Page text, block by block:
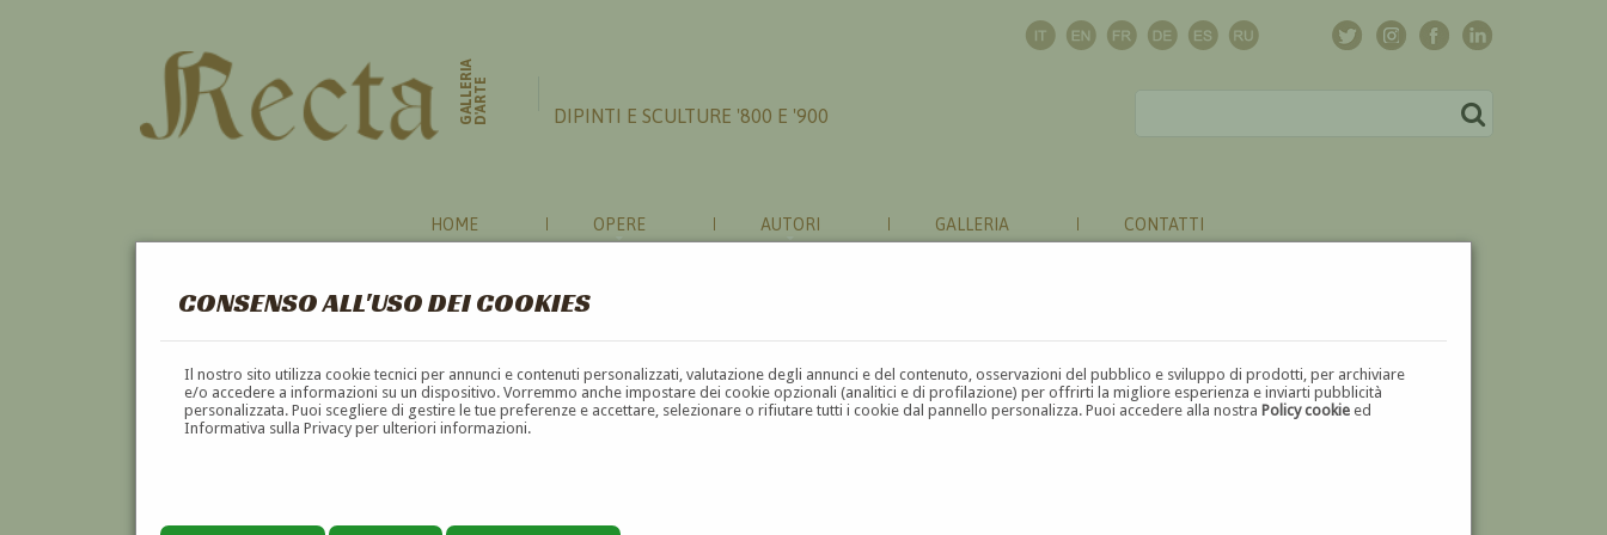
CONSENSO ALL'USO DEI COOKIES
Il nostro sito utilizza cookie tecnici per annunci e contenuti personalizzati, valutazione degli annunci e del contenuto, osservazioni del pubblico e sviluppo di prodotti, per archiviare
e/o accedere a informazioni su un dispositivo. Vorremmo anche impostare dei cookie opzionali (analitici e di profilazione) per offrirti la migliore esperienza e inviarti pubblicità
personalizzata. Puoi scegliere di gestire le tue preferenze e accettare, selezionare o rifiutare tutti i cookie dal pannello personalizza. Puoi accedere alla nostraPolicy cookie ed
Informativa sulla Privacy per ulteriori informazioni.
GALLERIAD'ARTE DIPINTI E SCULTURE '800 E '900
HOME OPERE AUTORI GALLERIA CONTATTI
CINQUALE
A B C D E F G H I J K L M N O P Q R S T U V W X Y Z ⬅